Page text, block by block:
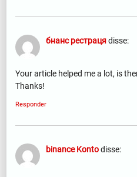
бнанс рестрацяdisse:
Your article helped me a lot, is
Thanks!
Responder
binance Kontodisse: